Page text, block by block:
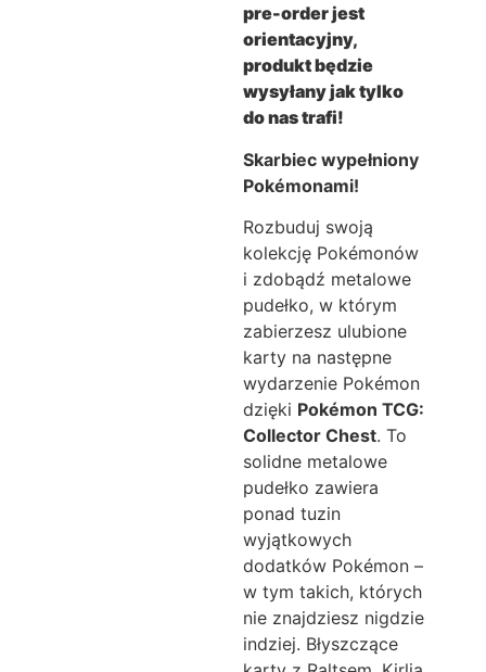
pre-order jest
orientacyjny,
produkt będzie
wysyłany jak tylko
do nas trafi!
Skarbiec wypełniony
Pokémonami!
Rozbuduj swoją
kolekcję Pokémonów
i zdobądź metalowe
pudełko, w którym
zabierzesz ulubione
karty na następne
wydarzenie Pokémon
dzięki Pokémon TCG:
Collector Chest. To
solidne metalowe
pudełko zawiera
ponad tuzin
wyjątkowych
dodatków Pokémon –
w tym takich, których
nie znajdziesz nigdzie
indziej. Błyszczące